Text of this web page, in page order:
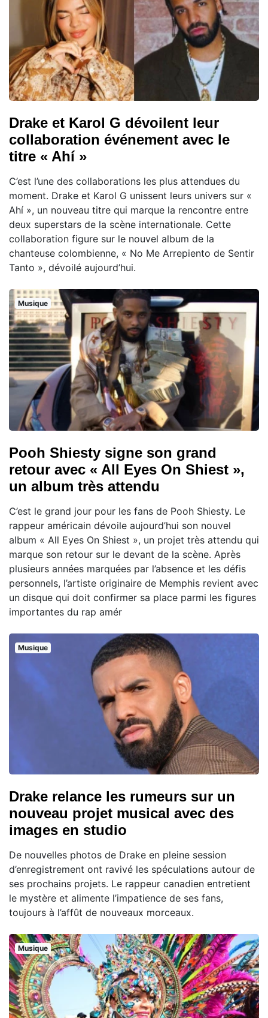
Drake et Karol G dévoilent leur
collaboration événement avec le
titre « Ahí »
C’est l’une des collaborations les plus attendues du
moment. Drake et Karol G unissent leurs univers sur «
Ahí », un nouveau titre qui marque la rencontre entre
deux superstars de la scène internationale. Cette
collaboration figure sur le nouvel album de la
chanteuse colombienne, « No Me Arrepiento de Sentir
Tanto », dévoilé aujourd’hui.
Musique
Pooh Shiesty signe son grand
retour avec « All Eyes On Shiest »,
un album très attendu
C’est le grand jour pour les fans de Pooh Shiesty. Le
rappeur américain dévoile aujourd’hui son nouvel
album « All Eyes On Shiest », un projet très attendu qui
marque son retour sur le devant de la scène. Après
plusieurs années marquées par l’absence et les défis
personnels, l’artiste originaire de Memphis revient avec
un disque qui doit confirmer sa place parmi les figures
importantes du rap amér
Musique
Drake relance les rumeurs sur un
nouveau projet musical avec des
images en studio
De nouvelles photos de Drake en pleine session
d’enregistrement ont ravivé les spéculations autour de
ses prochains projets. Le rappeur canadien entretient
le mystère et alimente l’impatience de ses fans,
toujours à l’affût de nouveaux morceaux.
Musique